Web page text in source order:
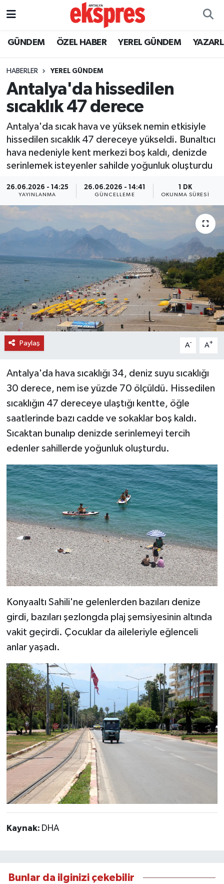
GÜNDEM ÖZEL HABER YEREL GÜNDEM
HABERLER YEREL GÜNDEM
Antalya'da hissedilen
sıcaklık 47 derece
Antalya'da sıcak hava ve yüksek nemin etkisiyle
hissedilen sıcaklık 47 dereceye yükseldi. Bunaltıcı
hava nedeniyle kent merkezi boş kaldı, denizde
serinlemek isteyenler sahilde yoğunluk oluşturdu
26.06.2026 - 14:25
YAYINLANMA
26.06.2026 - 14:41
GÜNCELLEME
1 DK
OKUNMA SÜRESI
Paylaş A- A+
Antalya'da hava sıcaklığı 34, deniz suyu sıcaklığı
30 derece, nem ise yüzde 70 ölçüldü. Hissedilen
sıcaklığın 47 dereceye ulaştığı kentte, öğle
saatlerinde bazı cadde ve sokaklar boş kaldı.
Sıcaktan bunalıp denizde serinlemeyi tercih
edenler sahillerde yoğunluk oluşturdu.
Konyaaltı Sahili'ne gelenlerden bazıları denize
girdi, bazıları şezlongda plaj şemsiyesinin altında
vakit geçirdi. Çocuklar da aileleriyle eğlenceli
anlar yaşadı.
Kaynak: DHA
Bunlar da ilginizi çekebilir
ÖZEL HABER
YEREL GÜNDEM
EKONOMİ
KÜLTÜR - SANAT
SPOR
SİYASET
EĞİTİM
TURİZM
RÖPORTAJ
VİDEO HABERLER
YAZARLAR
RESMİ İLAN
MAGAZİN
Nöbetçi Eczaneler
Trafik Durumu
Süper Lig Puan Durumu ve Fikstür
Tüm Manşetler
Son Dakika Haberleri
Haber Arşivi